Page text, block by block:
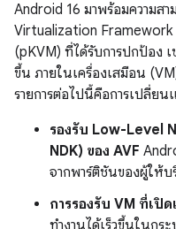
Android 16 มาพร้อมความส
Virtualization Framework
(pKVM) ที่ได้รับการปกป้อง
ขึ้น ภายในเครื่องเสมือน
รายการต่อไปนี้คือการเปลี่ย
รองรับ Low-Level
NDK) ของ AVF
จากพาร์ติชันของผู้ให้บ
การรองรับ VM ที่เปิ
ทำงานได้เร็วขึ้นในกร